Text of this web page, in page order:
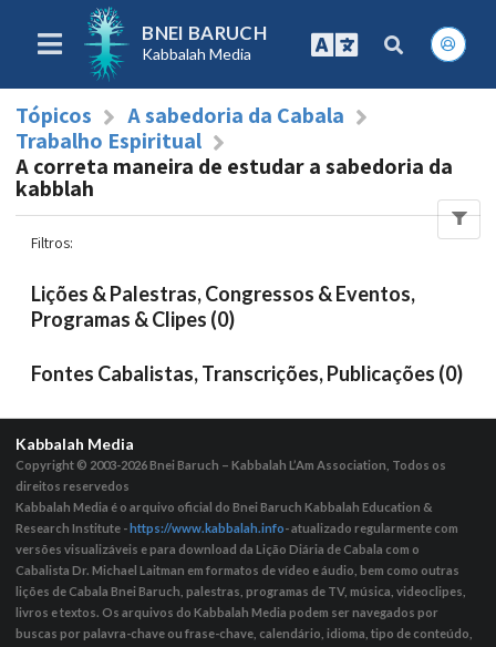
BNEI BARUCH
Kabbalah Media
Tópicos
A sabedoria da Cabala
Trabalho Espiritual
A correta maneira de estudar a sabedoria da
kabblah
Filtros:
Lições & Palestras, Congressos & Eventos,
Programas & Clipes (0)
Fontes Cabalistas, Transcrições, Publicações (0)
Kabbalah Media
Copyright © 2003-2026Bnei Baruch – Kabbalah L’Am Association, Todos os
direitos reservedos
Kabbalah Media é o arquivo oficial do Bnei Baruch Kabbalah Education &
Research Institute -https://www.kabbalah.info- atualizado regularmente com
versões visualizáveis ​​e para download da Lição Diária de Cabala com o
Cabalista Dr. Michael Laitman em formatos de vídeo e áudio, bem como outras
lições de Cabala Bnei Baruch, palestras, programas de TV, música, videoclipes,
livros e textos. Os arquivos do Kabbalah Media podem ser navegados por
buscas por palavra-chave ou frase-chave, calendário, idioma, tipo de conteúdo,